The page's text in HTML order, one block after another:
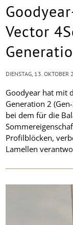
Vector
Goodyear hat mit
Generation 2
bei dem für die
Profilblöcken,
Lamellen
DIENSTAG, 13. OKTOBER